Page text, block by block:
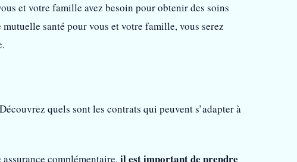
et votre famille avez besoin pour obtenir des soins
santé pour vous et votre famille, vous serez
quels sont les contrats qui peuvent s’adapter à
complémentaire, il est important de prendre